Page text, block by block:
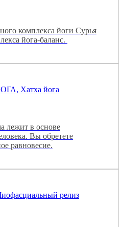
комплекса йоги Сурья
йога-баланс.
Хатха йога
лежит в основе
Вы обретете
равновесие.
релиз